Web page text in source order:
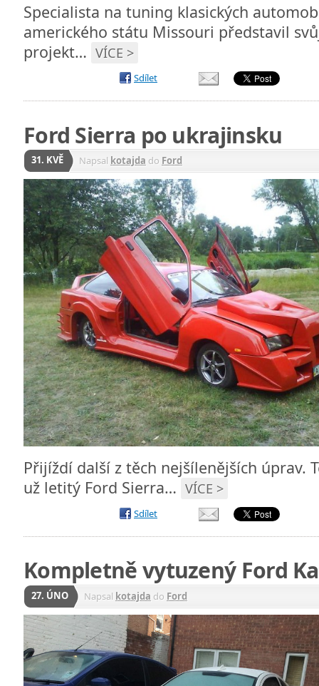
Specialista na tuning klasických
amerického státu Missouri představil
projekt… VÍCE >
Sdílet
Ford Sierra po ukrajinsku
31. KVĚ Napsal kotajda do Ford
Přijíždí další z těch nejšílenějších úprav.
už letitý Ford Sierra… VÍCE >
Sdílet
Kompletně vytuzený Ford Ka
27. ÚNO Napsal kotajda do Ford